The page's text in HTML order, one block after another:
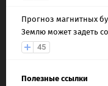
Прогноз магнитных
Землю может задеть
45
Полезные ссылки